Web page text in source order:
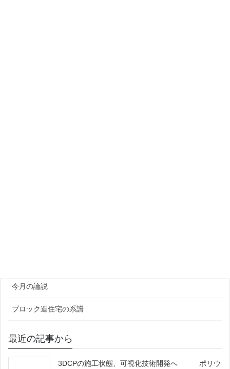
今月の論説
ブロック造住宅の系譜
最近の記事から
3DCPの施工状態、可視化技術開発へ ポリウ